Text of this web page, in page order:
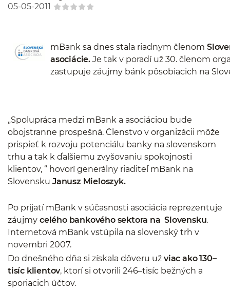
05-05-2011
mBank sa dnes stala riadnym členom
asociácie. Je tak v poradí už 30. členom
zastupuje záujmy bánk pôsobiacich na
„Spolupráca medzi mBank a asociáciou bude
obojstranne prospešná. Členstvo v organizácii môže
prispieť k rozvoju potenciálu banky na slovenskom
trhu a tak k ďalšiemu zvyšovaniu spokojnosti
klientov, “ hovorí generálny riaditeľ mBank na
Slovensku Janusz Mieloszyk.
Po prijatí mBank v súčasnosti asociácia reprezentuje
záujmy celého bankového sektora na Slovensku.
Internetová mBank vstúpila na slovenský trh v
novembri 2007.
Do dnešného dňa si získala dôveru už viac ako 130–
tisíc klientov, ktorí si otvorili 246–tisíc bežných a
sporiacich účtov.